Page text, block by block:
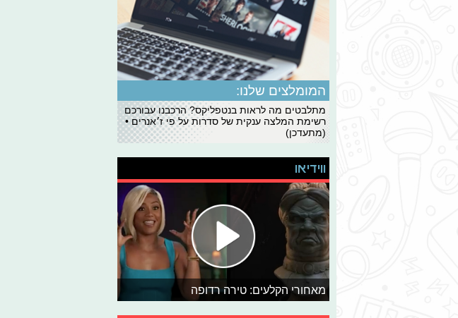
המומלצים שלנו:
מתלבטים מה לראות בנטפליקס? הרכבנו עבורכם
רשימת המלצה ענקית של סדרות על פי ז׳אנרים •
(מתעדכן)
ווידיאו
מאחורי הקלעים: טירה רדופה